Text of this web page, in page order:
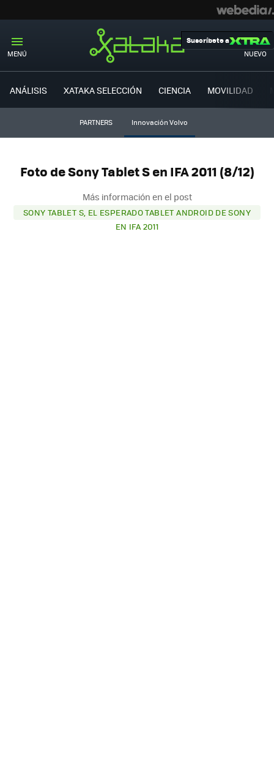
MENÚ NUEVO
Suscríbete a
ANÁLISIS XATAKA SELECCIÓN CIENCIA MOVILIDAD
PARTNERS Innovación Volvo
Foto de Sony Tablet S en IFA 2011 (8/12)
Más información en el post
SONY TABLET S, EL ESPERADO TABLET ANDROID DE SONY
EN IFA 2011